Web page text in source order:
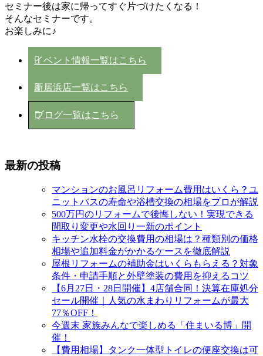
セミナー後は家に帰ってすぐ片づけたくなる！
そんなセミナーです。
お楽しみに♪
イベント情報一覧はこちら
新居浜店一覧はこちら
ブログ一覧はこちら
最新の投稿
マンションのお風呂リフォーム費用はいくら？ユ
ニットバスの寿命や浴槽交換の相場をプロが解説
500万円のリフォームで後悔しない！実現できる
間取り変更や水回り一新のポイント
キッチン水栓の交換費用の相場は？種類別の価格
相場や追加料金がかかるケースを徹底解説
屋根リフォームの補助金はいくらもらえる？対象
条件・申請手順と外壁塗装の費用を抑えるコツ
【6月27日・28日開催】4店舗合同！決算在庫処分
セール開催｜人気の水まわりリフォームが最大
77％OFF！
今週末 家族みんなで楽しめる「住まいる博」開
催！
【費用相場】タンク一体型トイレの便座交換は可